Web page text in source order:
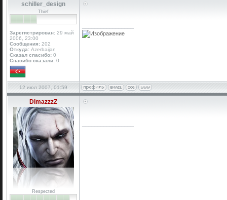
schiller_design
Thief
Зарегистрирован: 29 май
2006, 23:00
Сообщения: 202
Откуда: Azerbaijan
Сказал спасибо: 0
Спасибо сказали: 0
12 июл 2007, 01:59
DimazzzZ
Respected